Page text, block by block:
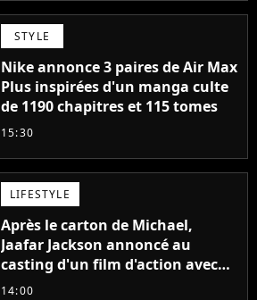
STYLE
Nike annonce 3 paires de Air Max
Plus inspirées d'un manga culte
de 1190 chapitres et 115 tomes
15:30
LIFESTYLE
Après le carton de Michael,
Jaafar Jackson annoncé au
casting d'un film d'action avec
Will Smith
14:00